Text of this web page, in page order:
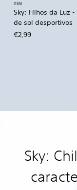
Sky: Filhos da Luz -
de sol desportivos
ITEM
€2,99
Sky: